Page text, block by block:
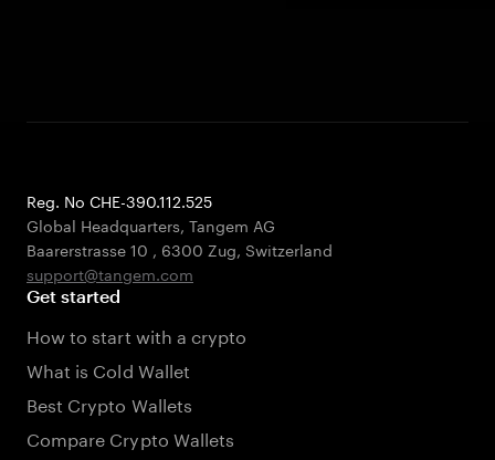
Reg. No CHE-390.112.525
Global Headquarters, Tangem AG
Baarerstrasse 10 , 6300 Zug, Switzerland
support@tangem.com
Get started
How to start with a crypto
What is Cold Wallet
Best Crypto Wallets
Compare Crypto Wallets